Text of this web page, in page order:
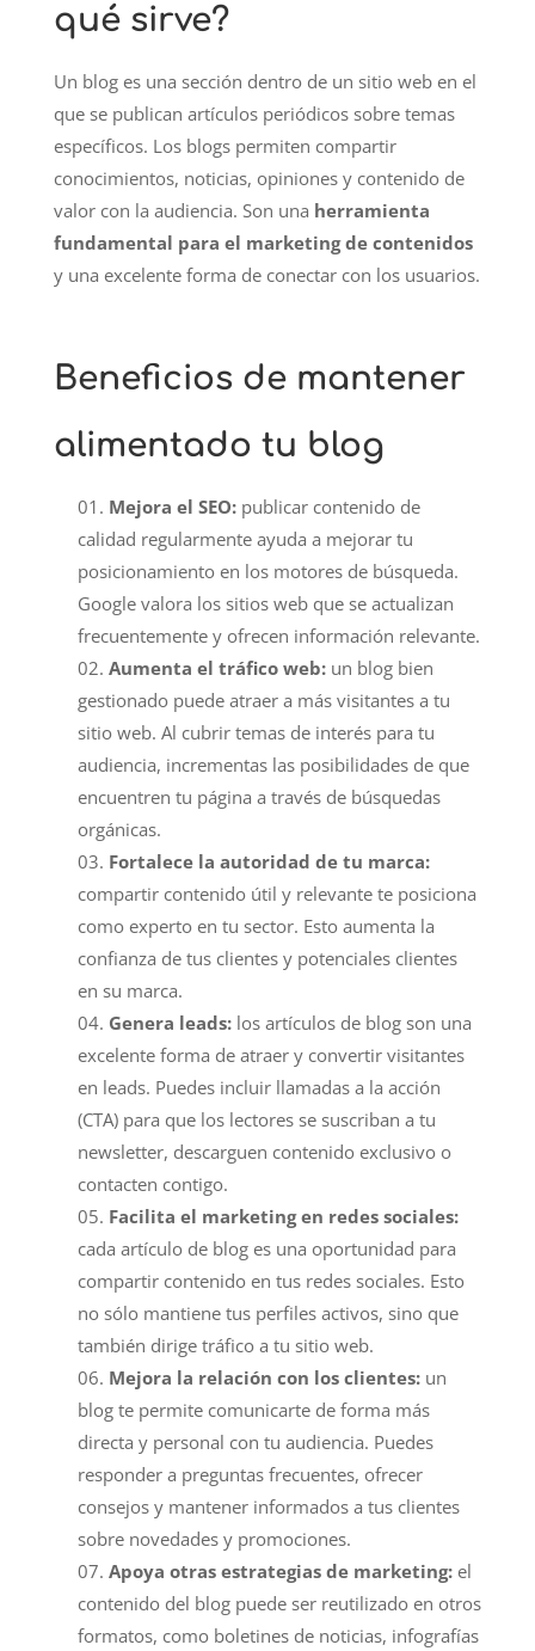
qué sirve?
Un blog es una sección dentro de un sitio web en el
que se publican artículos periódicos sobre temas
específicos. Los blogs permiten compartir
conocimientos, noticias, opiniones y contenido de
valor con la audiencia. Son una herramienta
fundamental para el marketing de contenidos
y una excelente forma de conectar con los usuarios.
Beneficios de mantener
alimentado tu blog
Mejora el SEO:publicar contenido de
calidad regularmente ayuda a mejorar tu
posicionamiento en los motores de búsqueda.
Google valora los sitios web que se actualizan
frecuentemente y ofrecen información relevante.
Aumenta el tráfico web: un blog bien
gestionado puede atraer a más visitantes a tu
sitio web. Al cubrir temas de interés para tu
audiencia, incrementas las posibilidades de que
encuentren tu página a través de búsquedas
orgánicas.
Fortalece la autoridad de tu marca:
compartir contenido útil y relevante te posiciona
como experto en tu sector. Esto aumenta la
confianza de tus clientes y potenciales clientes
en su marca.
Genera leads: los artículos de blog son una
excelente forma de atraer y convertir visitantes
en leads. Puedes incluir llamadas a la acción
(CTA) para que los lectores se suscriban a tu
newsletter, descarguen contenido exclusivo o
contacten contigo.
Facilita el marketing en redes sociales:
cada artículo de blog es una oportunidad para
compartir contenido en tus redes sociales. Esto
no sólo mantiene tus perfiles activos, sino que
también dirige tráfico a tu sitio web.
Mejora la relación con los clientes:un
blog te permite comunicarte de forma más
directa y personal con tu audiencia. Puedes
responder a preguntas frecuentes, ofrecer
consejos y mantener informados a tus clientes
sobre novedades y promociones.
Apoya otras estrategias de marketing: el
contenido del blog puede ser reutilizado en otros
formatos, como boletines de noticias, infografías